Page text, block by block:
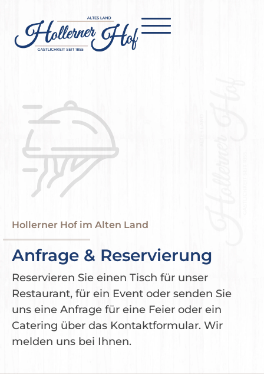
Hollerner Hof im Alten Land
Anfrage & Reservierung
Reservieren Sie einen Tisch für unser
Restaurant, für ein Event oder senden Sie
uns eine Anfrage für eine Feier oder ein
Catering über das Kontaktformular. Wir
melden uns bei Ihnen.